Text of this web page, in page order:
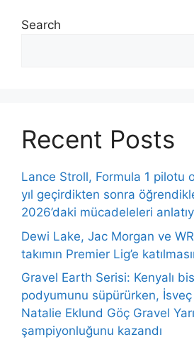
Search
Recent Posts
Lance Stroll, Formula 1 pilotu
yıl geçirdikten sonra
2026’daki mücadeleleri
Dewi Lake, Jac Morgan ve
takımın Premier Lig’e
Gravel Earth Serisi: Kenyalı
podyumunu süpürürken,
Natalie Eklund Göç Gravel
şampiyonluğunu kazandı